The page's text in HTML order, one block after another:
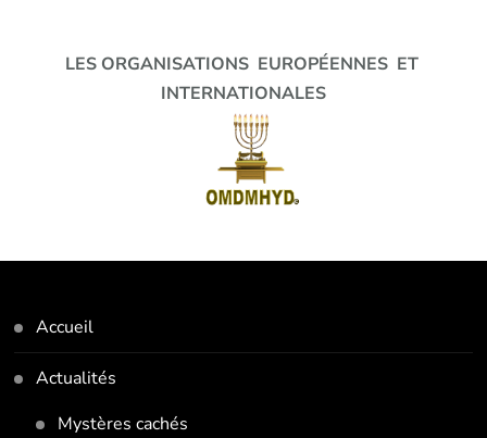
LES ORGANISATIONS EUROPÉENNES ET
INTERNATIONALES
Accueil
Actualités
Mystères cachés